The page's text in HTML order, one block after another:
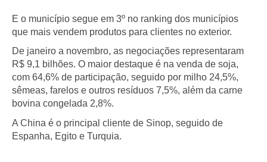
E o município segue em 3º no ranking dos municípios
que mais vendem produtos para clientes no exterior.
De janeiro a novembro, as negociações representaram
R$ 9,1 bilhões. O maior destaque é na venda de soja,
com 64,6% de participação, seguido por milho 24,5%,
sêmeas, farelos e outros resíduos 7,5%, além da carne
bovina congelada 2,8%.
A China é o principal cliente de Sinop, seguido de
Espanha, Egito e Turquia.